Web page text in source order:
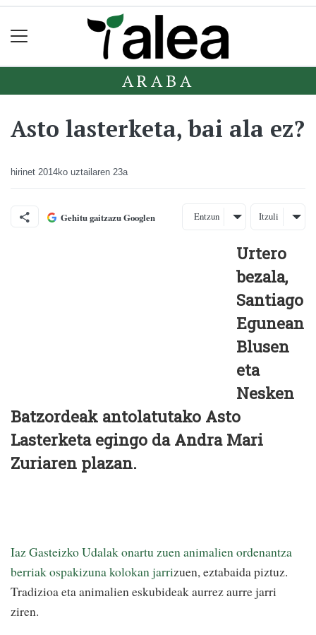
ARABA
Asto lasterketa, bai ala ez?
hirinet 2014ko uztailaren 23a
Gehitu gaitzazu Googlen Entzun Itzuli
Urtero
bezala,
Santiago
Egunean
Blusen
eta
Nesken
Batzordeak antolatutako Asto
Lasterketa egingo da Andra Mari
Zuriaren plazan.
Iaz Gasteizko Udalak onartu zuen animalien ordenantza
berriak ospakizuna kolokan jarrizuen, eztabaida piztuz.
Tradizioa eta animalien eskubideak aurrez aurre jarri
ziren.